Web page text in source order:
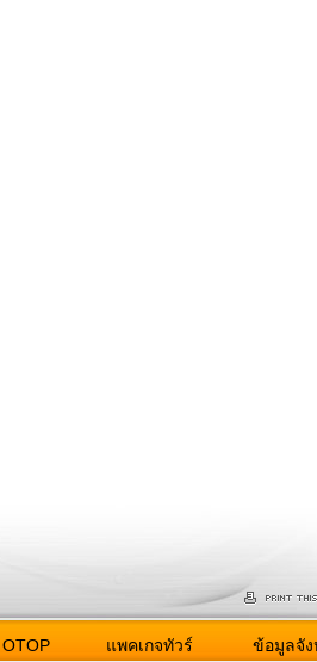
แพคเกจทัวร์ ข้อมูลจัง